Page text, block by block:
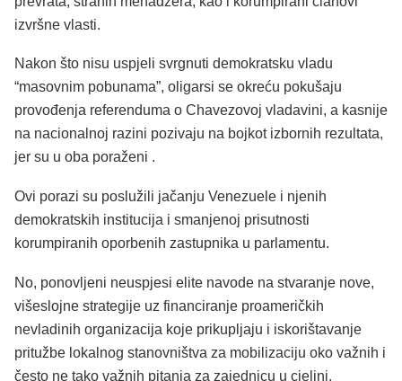
izvršne vlasti.
Nakon što nisu uspjeli svrgnuti demokratsku vladu
“masovnim pobunama”, oligarsi se okreću pokušaju
provođenja referenduma o Chavezovoj vladavini, a kasnije
na nacionalnoj razini pozivaju na bojkot izbornih rezultata,
jer su u oba poraženi .
Ovi porazi su poslužili jačanju Venezuele i njenih
demokratskih institucija i smanjenoj prisutnosti
korumpiranih oporbenih zastupnika u parlamentu.
No, ponovljeni neuspjesi elite navode na stvaranje nove,
višeslojne strategije uz financiranje proameričkih
nevladinih organizacija koje prikupljaju i iskorištavanje
pritužbe lokalnog stanovništva za mobilizaciju oko važnih i
često ne tako važnih pitanja za zajednicu u cjelini.